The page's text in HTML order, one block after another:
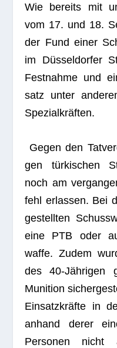
Wie bereits mit
vom 17. und 18.
der Fund einer
im Düs­sel­dor­fer
Fest­nahme und
satz unter
Spezialkräften.
Gegen den
gen tür­ki­schen
noch am
fehl erlas­sen. Bei
ge­stell­ten
eine PTB oder
waffe. Zudem
des 40-Jäh­ri­gen
Muni­tion
Ein­satz­kräfte in
anhand derer
Per­so­nen nicht